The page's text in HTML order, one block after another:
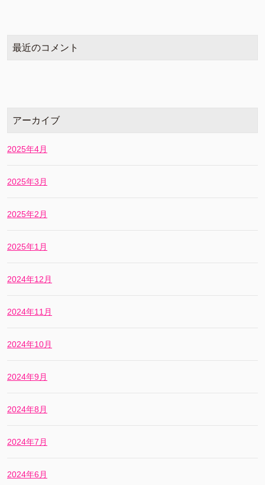
最近のコメント
アーカイブ
2025年4月
2025年3月
2025年2月
2025年1月
2024年12月
2024年11月
2024年10月
2024年9月
2024年8月
2024年7月
2024年6月